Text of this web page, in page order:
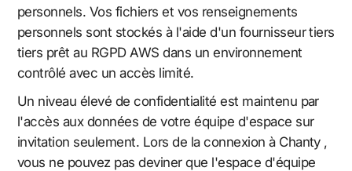
personnels. Vos fichiers et vos renseignements
personnels sont stockés à l'aide d'un fournisseur tiers
tiers prêt au RGPD AWS dans un environnement
contrôlé avec un accès limité.
Un niveau élevé de confidentialité est maintenu par
l'accès aux données de votre équipe d'espace sur
invitation seulement. Lors de la connexion à Chanty ,
vous ne pouvez pas deviner que l'espace d'équipe